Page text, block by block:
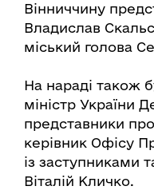
Вінниччину
Владислав
міський голова
На нараді також
міністр України
представники
керівник Офісу
із заступниками
Віталій Кличко.